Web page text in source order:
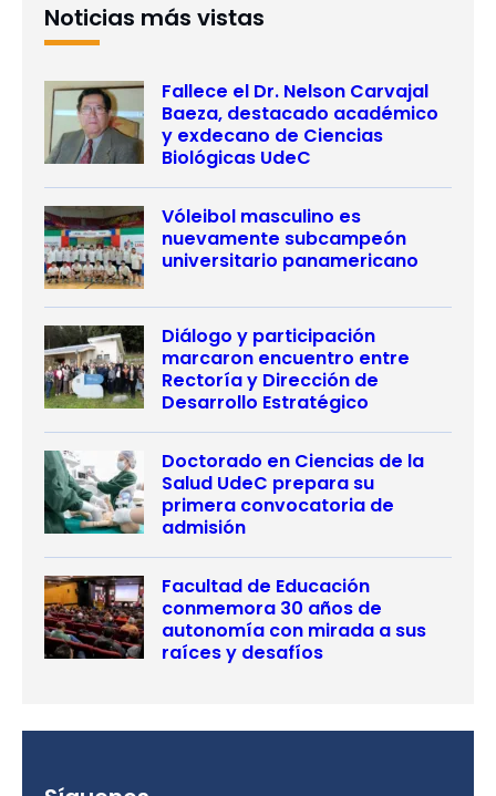
Noticias más vistas
Fallece el Dr. Nelson Carvajal
Baeza, destacado académico
y exdecano de Ciencias
Biológicas UdeC
Vóleibol masculino es
nuevamente subcampeón
universitario panamericano
Diálogo y participación
marcaron encuentro entre
Rectoría y Dirección de
Desarrollo Estratégico
Doctorado en Ciencias de la
Salud UdeC prepara su
primera convocatoria de
admisión
Facultad de Educación
conmemora 30 años de
autonomía con mirada a sus
raíces y desafíos